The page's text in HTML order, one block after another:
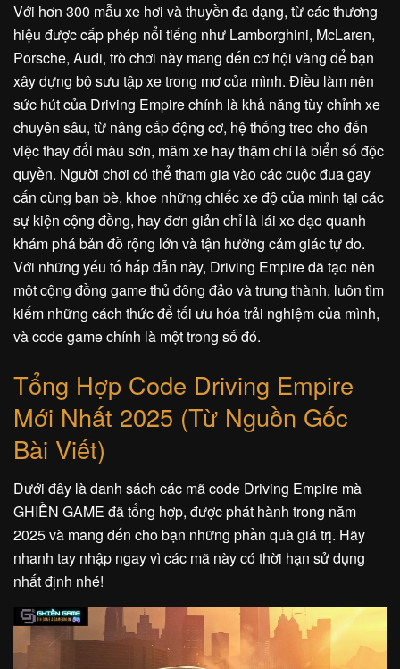
Với hơn 300 mẫu xe hơi và thuyền đa dạng, từ các thương
hiệu được cấp phép nổi tiếng như Lamborghini, McLaren,
Porsche, Audi, trò chơi này mang đến cơ hội vàng để bạn
xây dựng bộ sưu tập xe trong mơ của mình. Điều làm nên
sức hút của Driving Empire chính là khả năng tùy chỉnh xe
chuyên sâu, từ nâng cấp động cơ, hệ thống treo cho đến
việc thay đổi màu sơn, mâm xe hay thậm chí là biển số độc
quyền. Người chơi có thể tham gia vào các cuộc đua gay
cấn cùng bạn bè, khoe những chiếc xe độ của mình tại các
sự kiện cộng đồng, hay đơn giản chỉ là lái xe dạo quanh
khám phá bản đồ rộng lớn và tận hưởng cảm giác tự do.
Với những yếu tố hấp dẫn này, Driving Empire đã tạo nên
một cộng đồng game thủ đông đảo và trung thành, luôn tìm
kiếm những cách thức để tối ưu hóa trải nghiệm của mình,
và code game chính là một trong số đó.
Tổng Hợp Code Driving Empire
Mới Nhất 2025 (Từ Nguồn Gốc
Bài Viết)
Dưới đây là danh sách các mã code Driving Empire mà
GHIỀN GAME đã tổng hợp, được phát hành trong năm
2025 và mang đến cho bạn những phần quà giá trị. Hãy
nhanh tay nhập ngay vì các mã này có thời hạn sử dụng
nhất định nhé!